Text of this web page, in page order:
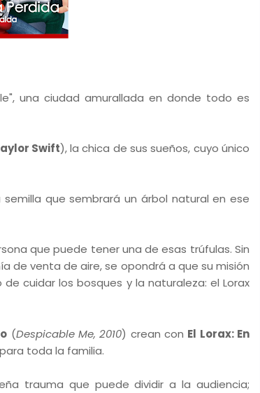
una ciudad amurallada en donde todo es
Swift), la chica de sus sueños, cuyo único
que sembrará un árbol natural en ese
que puede tener una de esas trúfulas. Sin
de venta de aire, se opondrá a que su misión
cuidar los bosques y la naturaleza: el Lorax
(Despicable Me, 2010) crean con El Lorax: En
toda la familia.
trauma que puede dividir a la audiencia;